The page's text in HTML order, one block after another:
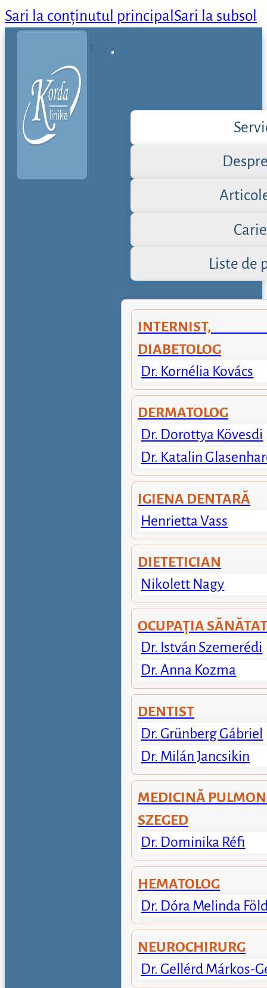
Sari la conținutul principalSari la subsol
Liste de
INTERNIST,
DIABETOLOG
Dr. Kornélia Kovács
DERMATOLOG
Dr. Dorottya Kövesdi
Dr. Katalin
IGIENA DENTARĂ
Henrietta Vass
DIETETICIAN
Nikolett Nagy
OCUPAȚIA
Dr. István Szemerédi
Dr. Anna Kozma
DENTIST
Dr. Grünberg Gábriel
Dr. Milán Jancsikin
MEDICINĂ
SZEGED
Dr. Dominika Réfi
HEMATOLOG
Dr. Dóra Melinda
NEUROCHIRURG
Dr. Gellérd Márkos-